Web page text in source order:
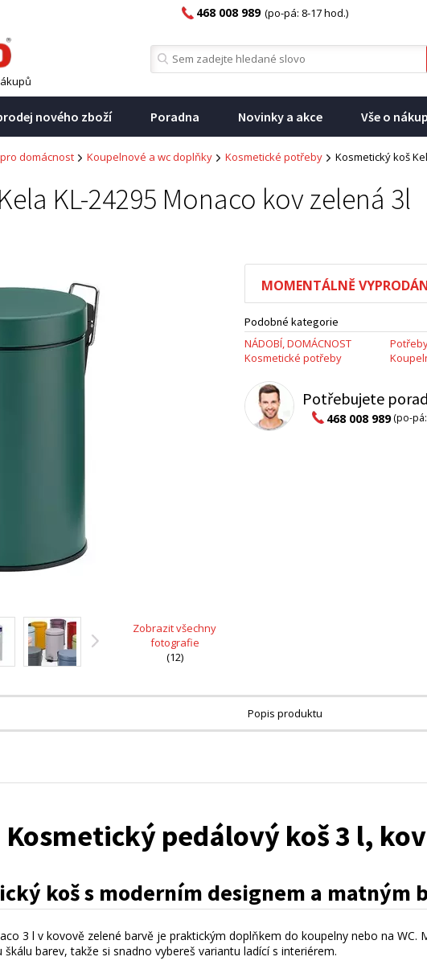
468 008 989 (po-pá: 8-17 hod.)
nového zboží Poradna Novinky a akce Vše o
domácnost Koupelnové a wc doplňky Kosmetické potřeby Kosmetický koš
KL-24295 Monaco kov zelená 3l
Zobrazit všechny
fotografie
(12)
MOMENTÁLNĚ
Podobné kategorie
NÁDOBÍ, DOMÁCNOST
Kosmetické potřeby
Potřebujete
468 008 989(po-
Popis produktu
Kosmetický pedálový koš 3 l,
koš s moderním designem a matným
3 l v kovově zelené barvě je praktickým doplňkem do koupelny nebo na
barev, takže si snadno vybereš variantu ladící s interiérem.